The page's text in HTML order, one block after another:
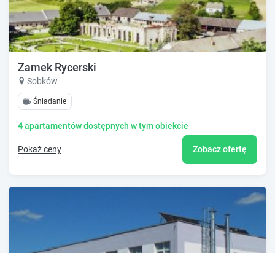
Zamek Rycerski
Sobków
Śniadanie
4apartamentów dostępnych w tym obiekcie
Pokaż ceny Zobacz ofertę